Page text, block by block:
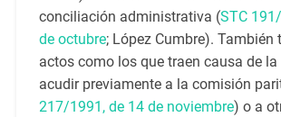
conciliación administrativa (STC
de octubre; López Cumbre). También
actos como los que traen causa de la
acudir previamente a la comisión
217/1991, de 14 de noviembre) o a